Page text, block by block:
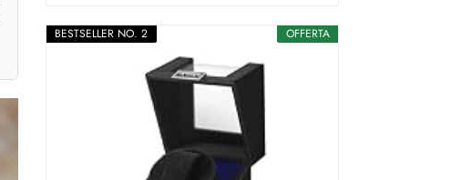
OFFERTA
BESTSELLER NO. 2